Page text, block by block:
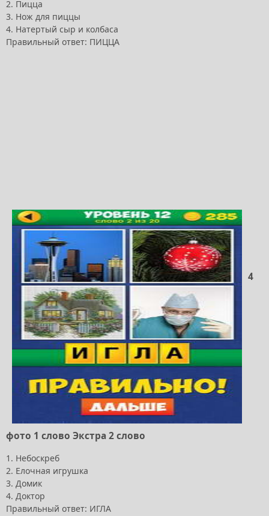
2. Пицца
3. Нож для пиццы
4. Натертый сыр и колбаса
Правильный ответ: ПИЦЦА
4
фото 1 слово Экстра 2 слово
1. Небоскреб
2. Елочная игрушка
3. Домик
4. Доктор
Правильный ответ: ИГЛА